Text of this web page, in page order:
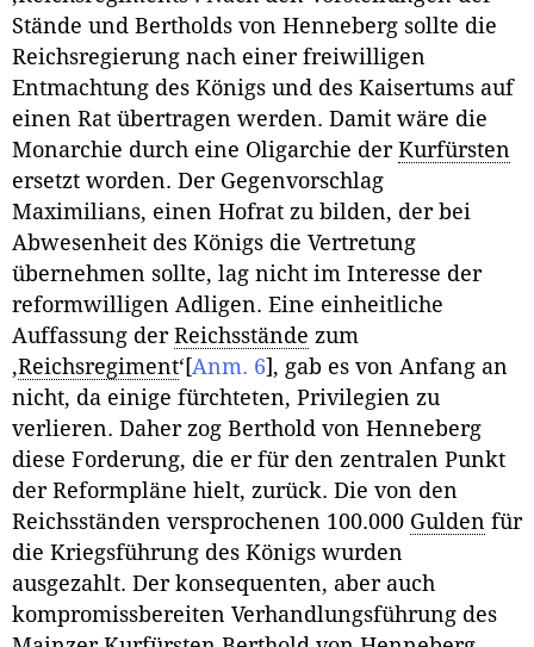
Stände und Bertholds von Henneberg sollte die
Reichsregierung nach einer freiwilligen
Entmachtung des Königs und des Kaisertums auf
einen Rat übertragen werden. Damit wäre die
Monarchie durch eine Oligarchie der Kurfürsten
ersetzt worden. Der Gegenvorschlag
Maximilians, einen Hofrat zu bilden, der bei
Abwesenheit des Königs die Vertretung
übernehmen sollte, lag nicht im Interesse der
reformwilligen Adligen. Eine einheitliche
Auffassung der Reichsstände zum
‚Reichsregiment‘ [Anm. 6] , gab es von Anfang an
nicht, da einige fürchteten, Privilegien zu
verlieren. Daher zog Berthold von Henneberg
diese Forderung, die er für den zentralen Punkt
der Reformpläne hielt, zurück. Die von den
Reichsständen versprochenen 100.000 Gulden für
die Kriegsführung des Königs wurden
ausgezahlt. Der konsequenten, aber auch
kompromissbereiten Verhandlungsführung des